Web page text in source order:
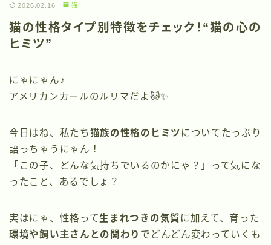
2026.02.16 猫
猫の性格タイプ別特徴をチェック！“猫の心の
ヒミツ”
にゃにゃん♪
アメリカンカールのルリマだよ🐱✨
今日はね、私たち猫族の性格のヒミツ についてたっぷり
語っちゃうにゃん！
「この子、どんな気持ちでいるのかにゃ？」って気にな
ったこと、あるでしょ？
実はにゃ、性格って生まれつきの気質 に加えて、育った
環境や飼い主さんとの関わり でどんどん変わっていくも